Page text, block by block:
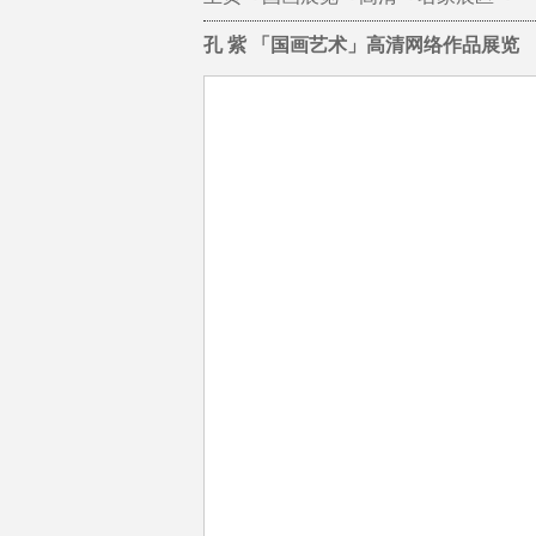
孔 紫 「国画艺术」高清网络作品展览